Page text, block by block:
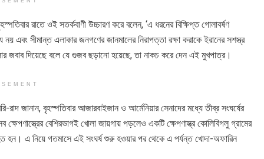
রাতে ওই সতর্কবাণী উচ্চারণ করে বলেন, ‘এ ধরনের বিক্ষিপ্ত গোলাবর্ষণ
এবং সীমান্ত এলাকার জনগণের জানমালের নিরাপত্তা রক্ষা করাকে ইরানের সশস্ত্র
জবাব দিয়েছে বলে যে গুজব ছড়ানো হয়েছে, তা নাকচ করে দেন এই মুখপাত্র।
জানান, বৃহস্পতিবার আজারবাইজান ও আর্মেনিয়ার সেনাদের মধ্যে তীব্র সংঘর্ষের
বেশিরভাগই খোলা জায়গায় পড়লেও একটি ক্ষেপণাস্ত্র কোলিবিগলু গ্রামের
এ নিয়ে গতমাসে এই সংঘর্ষ শুরু হওয়ার পর থেকে এ পর্যন্ত খোদা-অফারিন